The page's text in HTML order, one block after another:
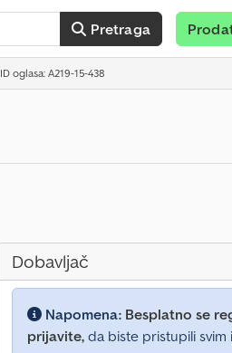
Pretraga
ID oglasa: A219-15-438
Dobavljač
Napomena: Besplatno se
prijavite, da biste pristupili svim